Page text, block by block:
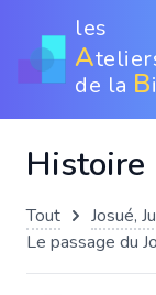
les
A
de la B
Histoire
Tout
Josué,
Le passage du